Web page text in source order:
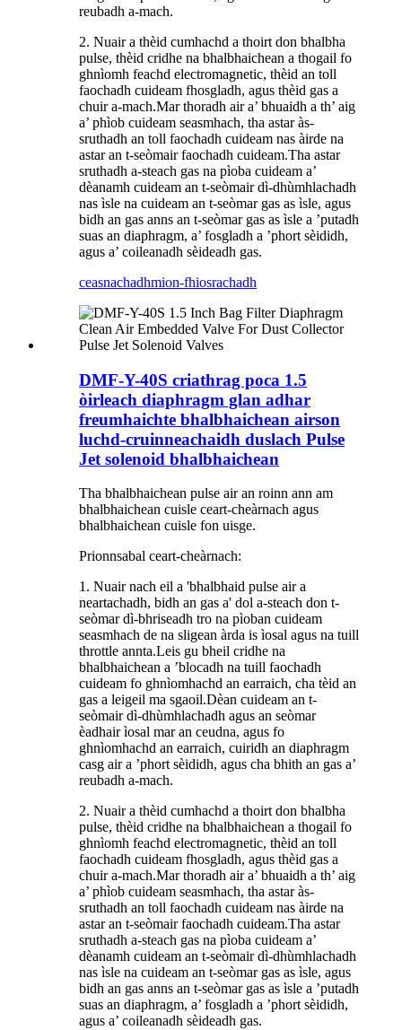
reubadh a-mach.
2. Nuair a thèid cumhachd a thoirt don bhalbha
pulse, thèid cridhe na bhalbhaichean a thogail fo
ghnìomh feachd electromagnetic, thèid an toll
faochadh cuideam fhosgladh, agus thèid gas a
chuir a-mach.Mar thoradh air a’ bhuaidh a th’ aig
a’ phìob cuideam seasmhach, tha astar às-
sruthadh an toll faochadh cuideam nas àirde na
astar an t-seòmair faochadh cuideam.Tha astar
sruthadh a-steach gas na pìoba cuideam a’
dèanamh cuideam an t-seòmair dì-dhùmhlachadh
nas ìsle na cuideam an t-seòmar gas as ìsle, agus
bidh an gas anns an t-seòmar gas as ìsle a ’putadh
suas an diaphragm, a’ fosgladh a ’phort sèididh,
agus a’ coileanadh sèideadh gas.
ceasnachadhmion-fhiosrachadh
DMF-Y-40S criathrag poca 1.5
òirleach diaphragm glan adhar
freumhaichte bhalbhaichean airson
luchd-cruinneachaidh duslach Pulse
Jet solenoid bhalbhaichean
Tha bhalbhaichean pulse air an roinn ann am
bhalbhaichean cuisle ceart-cheàrnach agus
bhalbhaichean cuisle fon uisge.
Prionnsabal ceart-cheàrnach:
1. Nuair nach eil a 'bhalbhaid pulse air a
neartachadh, bidh an gas a' dol a-steach don t-
seòmar dì-bhriseadh tro na pìoban cuideam
seasmhach de na sligean àrda is ìosal agus na tuill
throttle annta.Leis gu bheil cridhe na
bhalbhaichean a ’blocadh na tuill faochadh
cuideam fo ghnìomhachd an earraich, cha tèid an
gas a leigeil ma sgaoil.Dèan cuideam an t-
seòmair dì-dhùmhlachadh agus an seòmar
èadhair ìosal mar an ceudna, agus fo
ghnìomhachd an earraich, cuiridh an diaphragm
casg air a ’phort sèididh, agus cha bhith an gas a’
reubadh a-mach.
2. Nuair a thèid cumhachd a thoirt don bhalbha
pulse, thèid cridhe na bhalbhaichean a thogail fo
ghnìomh feachd electromagnetic, thèid an toll
faochadh cuideam fhosgladh, agus thèid gas a
chuir a-mach.Mar thoradh air a’ bhuaidh a th’ aig
a’ phìob cuideam seasmhach, tha astar às-
sruthadh an toll faochadh cuideam nas àirde na
astar an t-seòmair faochadh cuideam.Tha astar
sruthadh a-steach gas na pìoba cuideam a’
dèanamh cuideam an t-seòmair dì-dhùmhlachadh
nas ìsle na cuideam an t-seòmar gas as ìsle, agus
bidh an gas anns an t-seòmar gas as ìsle a ’putadh
suas an diaphragm, a’ fosgladh a ’phort sèididh,
agus a’ coileanadh sèideadh gas.